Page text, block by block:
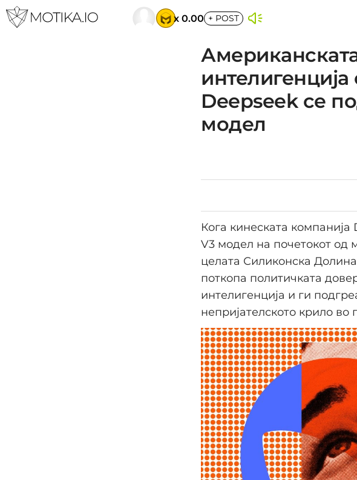
x 0.00 + POST
Deepseek се
модел
Кога кинеската компанија
V3 модел на почетокот од
целата Силиконска
поткопа политичката
интелигенција и ги
непријателското крило во